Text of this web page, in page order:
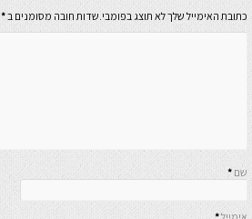
כתובת האימייל שלך לא תוצג בפומבי.שדות חובה מסומנים ב*
שם *